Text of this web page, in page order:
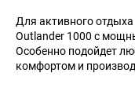
Для активного отдыха
Outlander 1000 с
Особенно подойдет
комфортом и